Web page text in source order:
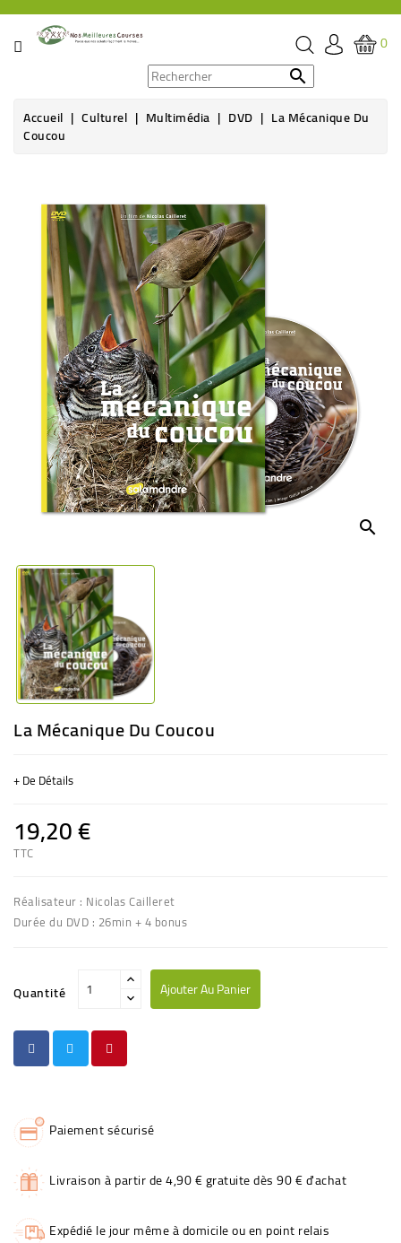
CATÉGORIE
ÉPICERIE
BOISSON
HYGIÈNE
SOINS
SANTÉ
BIEN-
ÊTRE
BÉBÉ
CULTUREL
0

Accueil Culturel Multimédia DVD La Mécanique Du
Coucou
search
La Mécanique Du Coucou
+ De Détails
19,20 €
TTC
Réalisateur : Nicolas Cailleret
Durée du DVD : 26min + 4 bonus
Quantité Ajouter Au Panier
Paiement sécurisé
Livraison à partir de 4,90 € gratuite dès 90 € d'achat
Expédié le jour même à domicile ou en point relais